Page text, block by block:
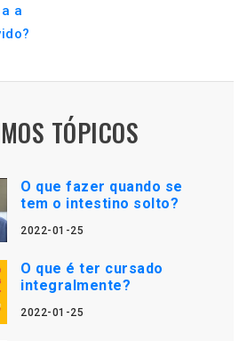
a
TÓPICOS
O que fazer quando se
tem o intestino solto?
2022-01-25
O que é ter cursado
integralmente?
2022-01-25